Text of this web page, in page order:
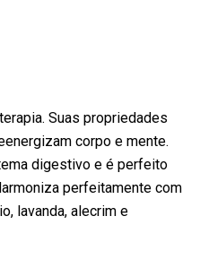
Suas propriedades
corpo e mente.
digestivo e é perfeito
perfeitamente com
lavanda, alecrim e